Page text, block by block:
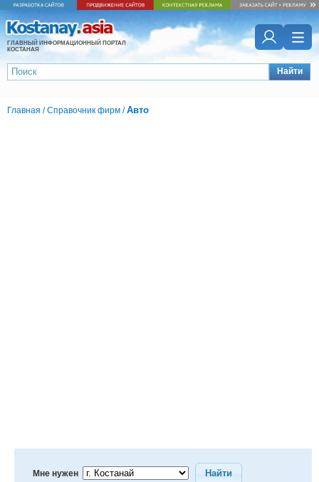
ГЛАВНЫЙ ИНФОРМАЦИОННЫЙ ПОРТАЛ
КОСТАНАЯ
Найти
Главная /Справочник фирм /Авто
Мне нужен Найти